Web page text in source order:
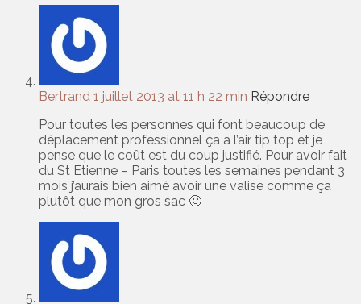
Bertrand 1 juillet 2013 at 11 h 22 min Répondre
Pour toutes les personnes qui font beaucoup de
déplacement professionnel ça a l’air tip top et je
pense que le coût est du coup justifié. Pour avoir fait
du St Etienne – Paris toutes les semaines pendant 3
mois j’aurais bien aimé avoir une valise comme ça
plutôt que mon gros sac 🙂